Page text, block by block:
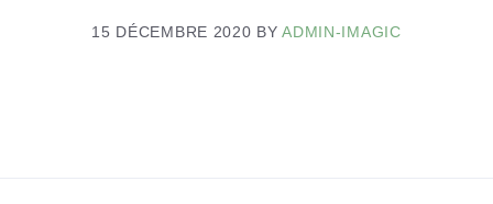
15 DÉCEMBRE 2020 BYADMIN-IMAGIC